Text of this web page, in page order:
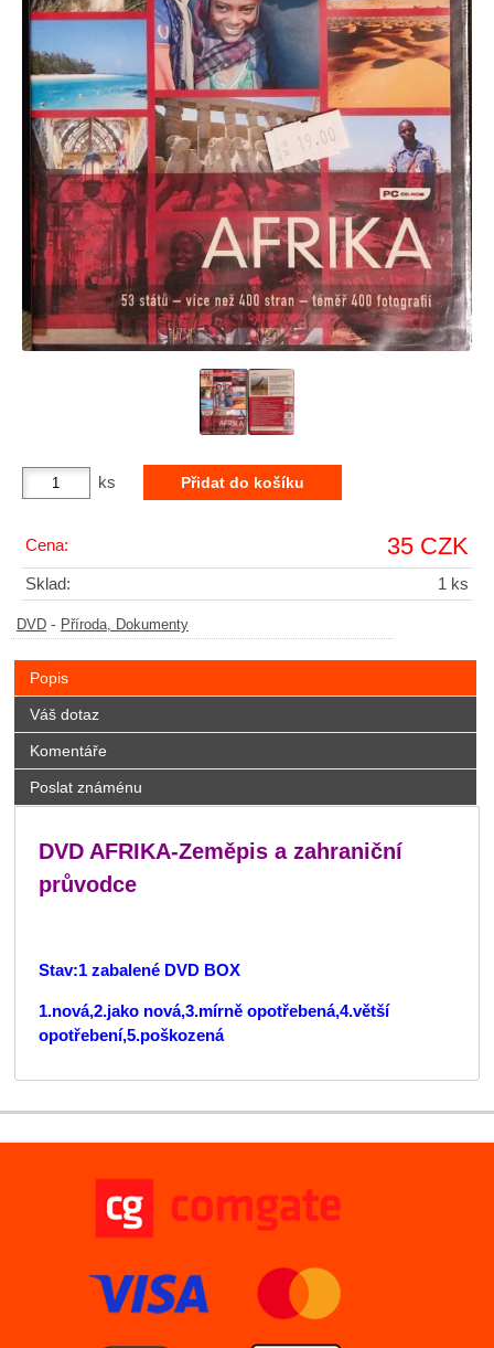
ks
Cena: 35 CZK
Sklad: 1 ks
DVD - Příroda, Dokumenty
Popis
Váš dotaz
Komentáře
Poslat známénu
DVD AFRIKA-Zeměpis a zahraniční
průvodce
Stav:1 zabalené DVD BOX
1.nová,2.jako nová,3.mírně opotřebená,4.větší
opotřebení,5.poškozená